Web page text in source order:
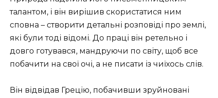
талантом, і він вирішив скористатися ним
сповна – створити детальні розповіді про землі,
які були тоді відомі. До праці він ретельно і
довго готувався, мандруючи по світу, щоб все
побачити на свої очі, а не писати із чиїхось слів.
Він відвідав Грецію, побачивши зруйновані